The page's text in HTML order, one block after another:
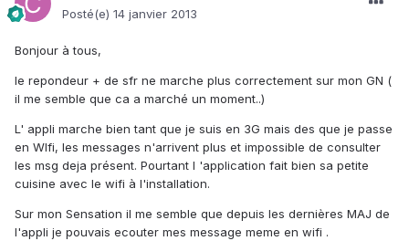
Posté(e) 14 janvier 2013
Bonjour à tous,
le repondeur + de sfr ne marche plus correctement sur mon GN (
il me semble que ca a marché un moment..)
L' appli marche bien tant que je suis en 3G mais des que je passe
en WIfi, les messages n'arrivent plus et impossible de consulter
les msg deja présent. Pourtant l 'application fait bien sa petite
cuisine avec le wifi à l'installation.
Sur mon Sensation il me semble que depuis les dernières MAJ de
l'appli je pouvais ecouter mes message meme en wifi .